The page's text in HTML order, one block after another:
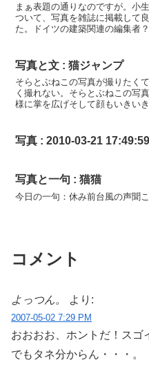
まぁ表題の通りなのですが。小
ついて、写真を雑誌に掲載して
た。ドイツの建築関連の編集者
写真と文 : 猫ジャンプ
そらとぶねこの写真が撮りたく
く撮れない。そらとぶねこの写
様に掌を広げそして顔もいきい
写真 : 2010-03-21
写真と一句 : 猫猫
今日の一句：休み前台風の声聞
コメント
よっつん。 より:
2007-05-02 7:29 PM
おおおお、ホントだ！スゴ
でもタネ分からん・・・。